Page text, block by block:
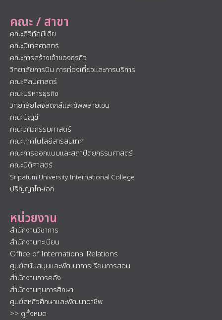
คณะ / สาขา
คณะดิจิทัลมีเดีย
คณะนิเทศศาสตร์
คณะการสร้างเจ้าของธุรกิจ
วิทยาลัยการบิน การท่องเที่ยวและการบริการ
คณะศิลปศาสตร์
คณะบริหารธุรกิจ
วิทยาลัยโลจิสติกส์และซัพพลายเชน
คณะบัญชี
คณะวิศวกรรมศาสตร์
คณะเทคโนโลยีสารสนเทศ
คณะการออกแบบและสถาปัตยกรรมศาสตร์
คณะนิติศาสตร์
Sripatum University International College
ปริญญาโท-เอก
หน่วยงาน
สำนักงานวิชาการ
สำนักงานทะเบียน
Office of International Relations
ศูนย์สนับสนุนและพัฒนาการเรียนการสอน
สำนักงานการคลัง
สำนักงานทุนการศึกษา
ศูนย์สหกิจศึกษาและพัฒนาอาชีพ
>> ดูทั้งหมด